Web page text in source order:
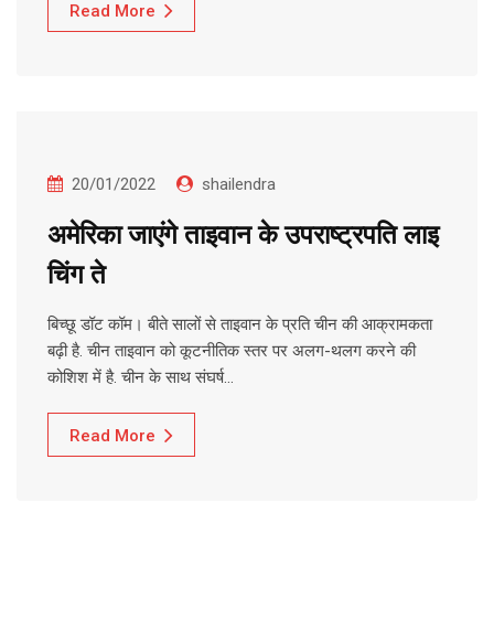
Read More
20/01/2022 shailendra
अमेरिका जाएंगे ताइवान के उपराष्ट्रपति लाइ
चिंग ते
बिच्छू डॉट कॉम। बीते सालों से ताइवान के प्रति चीन की आक्रामकता
बढ़ी है. चीन ताइवान को कूटनीतिक स्तर पर अलग-थलग करने की
कोशिश में है. चीन के साथ संघर्ष…
Read More